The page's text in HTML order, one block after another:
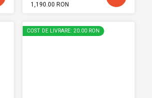
1,190.00 RON
COST DE LIVRARE: 20.00 RON